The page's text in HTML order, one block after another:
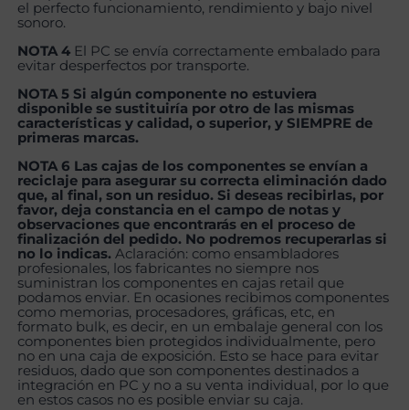
el perfecto funcionamiento, rendimiento y bajo nivel
sonoro.
NOTA 4 El PC se envía correctamente embalado para
evitar desperfectos por transporte.
NOTA 5 Si algún componente no estuviera
disponible se sustituiría por otro de las mismas
características y calidad, o superior, y SIEMPRE de
primeras marcas.
NOTA 6 Las cajas de los componentes se envían a
reciclaje para asegurar su correcta eliminación dado
que, al final, son un residuo. Si deseas recibirlas, por
favor, deja constancia en el campo de notas y
observaciones que encontrarás en el proceso de
finalización del pedido. No podremos recuperarlas si
no lo indicas. Aclaración: como ensambladores
profesionales, los fabricantes no siempre nos
suministran los componentes en cajas retail que
podamos enviar. En ocasiones recibimos componentes
como memorias, procesadores, gráficas, etc, en
formato bulk, es decir, en un embalaje general con los
componentes bien protegidos individualmente, pero
no en una caja de exposición. Esto se hace para evitar
residuos, dado que son componentes destinados a
integración en PC y no a su venta individual, por lo que
en estos casos no es posible enviar su caja.